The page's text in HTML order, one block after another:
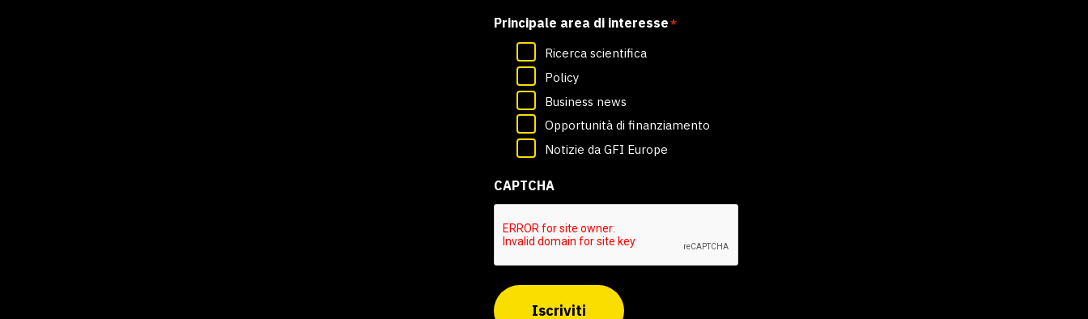
Principale area di interesse*
Ricerca scientifica
Policy
Business news
Opportunità di finanziamento
Notizie da GFI Europe
CAPTCHA
Iscriviti